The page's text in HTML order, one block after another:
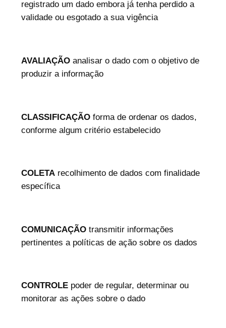
registrado um dado embora já tenha perdido a
validade ou esgotado a sua vigência
AVALIAÇÃOanalisar o dado com o objetivo de
produzir a informação
CLASSIFICAÇÃOforma de ordenar os dados,
conforme algum critério estabelecido
COLETArecolhimento de dados com finalidade
específica
COMUNICAÇÃOtransmitir informações
pertinentes a políticas de ação sobre os dados
CONTROLEpoder de regular, determinar ou
monitorar as ações sobre o dado